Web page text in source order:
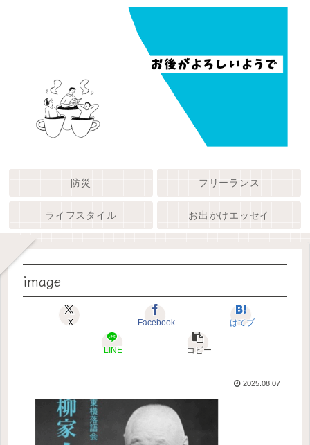
防災 フリーランス
ライフスタイル お出かけエッセイ
image
X Facebook はてブ
LINE コピー
2025.08.07